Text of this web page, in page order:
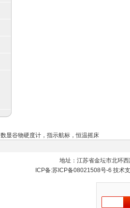
数显谷物硬度计 ， 指示航标 ，恒温摇床
地址：江苏省金坛市北环
ICP备:苏ICP备08021508号-6 技术